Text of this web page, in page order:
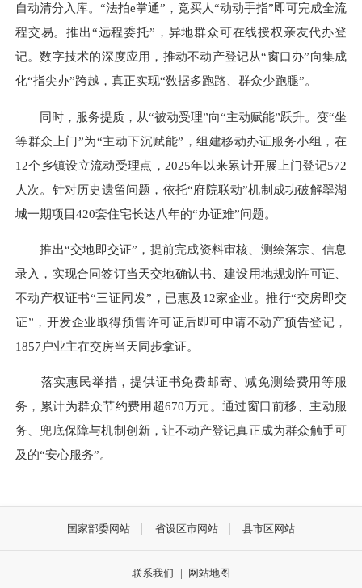
自动清分入库。“法拍e掌通”，竞买人“动动手指”即可完成全流
程交易。推出“远程委托”，异地群众可在线授权亲友代办登
记。数字技术的深度应用，推动不动产登记从“窗口办”向集成
化“指尖办”跨越，真正实现“数据多跑路、群众少跑腿”。
同时，服务提质，从“被动受理”向“主动赋能”跃升。变“坐
等群众上门”为“主动下沉赋能”，组建移动办证服务小组，在
12个乡镇设立流动受理点，2025年以来累计开展上门登记572
人次。针对历史遗留问题，依托“府院联动”机制成功破解翠湖
城一期项目420套住宅长达八年的“办证难”问题。
推出“交地即交证”，提前完成资料审核、测绘落宗、信息
录入，实现合同签订当天交地确认书、建设用地规划许可证、
不动产权证书“三证同发”，已惠及12家企业。推行“交房即交
证”，开发企业取得预售许可证后即可申请不动产预告登记，
1857户业主在交房当天同步拿证。
落实惠民举措，提供证书免费邮寄、减免测绘费用等服
务，累计为群众节约费用超670万元。通过窗口前移、主动服
务、兜底保障与机制创新，让不动产登记真正成为群众触手可
及的“安心服务”。
国家部委网站 省设区市网站 县市区网站
联系我们 | 网站地图